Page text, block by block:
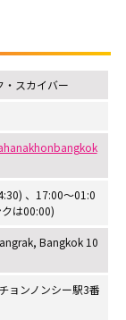
・スカイバー
、17:00～01:0
は00:00)
Bangkok 10
ョンノンシー駅3番